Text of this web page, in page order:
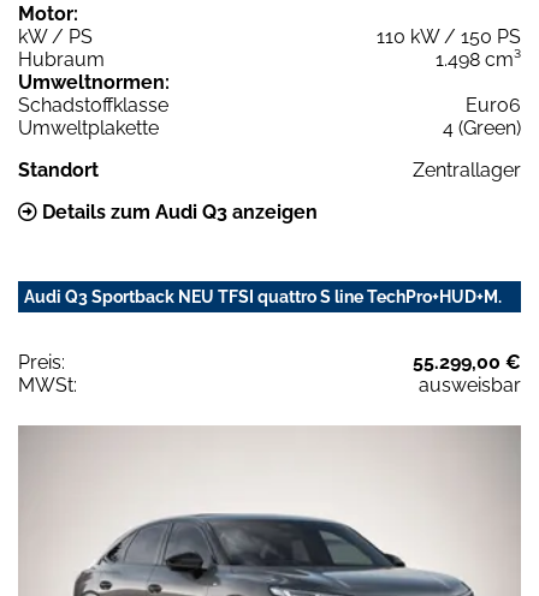
Motor:
kW / PS
110 kW / 150 PS
Hubraum
1.498 cm³
Umweltnormen:
Schadstoffklasse
Euro6
Umweltplakette
4 (Green)
Standort
Zentrallager
Details zum Audi Q3 anzeigen
Audi Q3 Sportback NEU TFSI quattro S line TechPro+HUD+M.
Preis:
55.299,00 €
MWSt:
ausweisbar